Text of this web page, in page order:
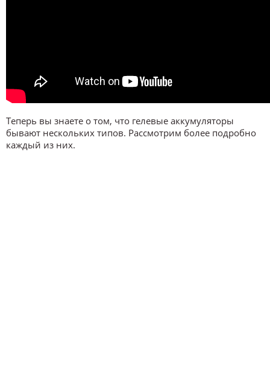
Теперь вы знаете о том, что гелевые аккумуляторы
бывают нескольких типов. Рассмотрим более подробно
каждый из них.